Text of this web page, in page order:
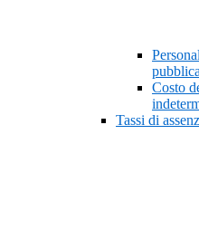
Costo
Tassi di